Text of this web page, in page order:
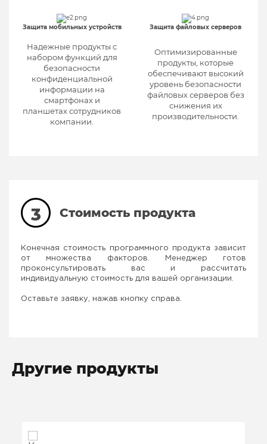
Защита мобильных устройств Защита файловых серверов
Надежные продукты с
набором функций для
безопасности
конфиденциальной
информации на
смартфонах и
планшетах сотрудников
компании.
Оптимизированные
продукты, которые
обеспечивают высокий
уровень безопасности
файловых серверов без
снижения их
производительности.
3 Стоимость продукта
Конечная стоимость программного продукта зависит
от множества факторов. Менеджер готов
проконсультировать вас и рассчитать
индивидуальную стоимость для вашей организации.
Оставьте заявку, нажав кнопку справа.
Другие продукты